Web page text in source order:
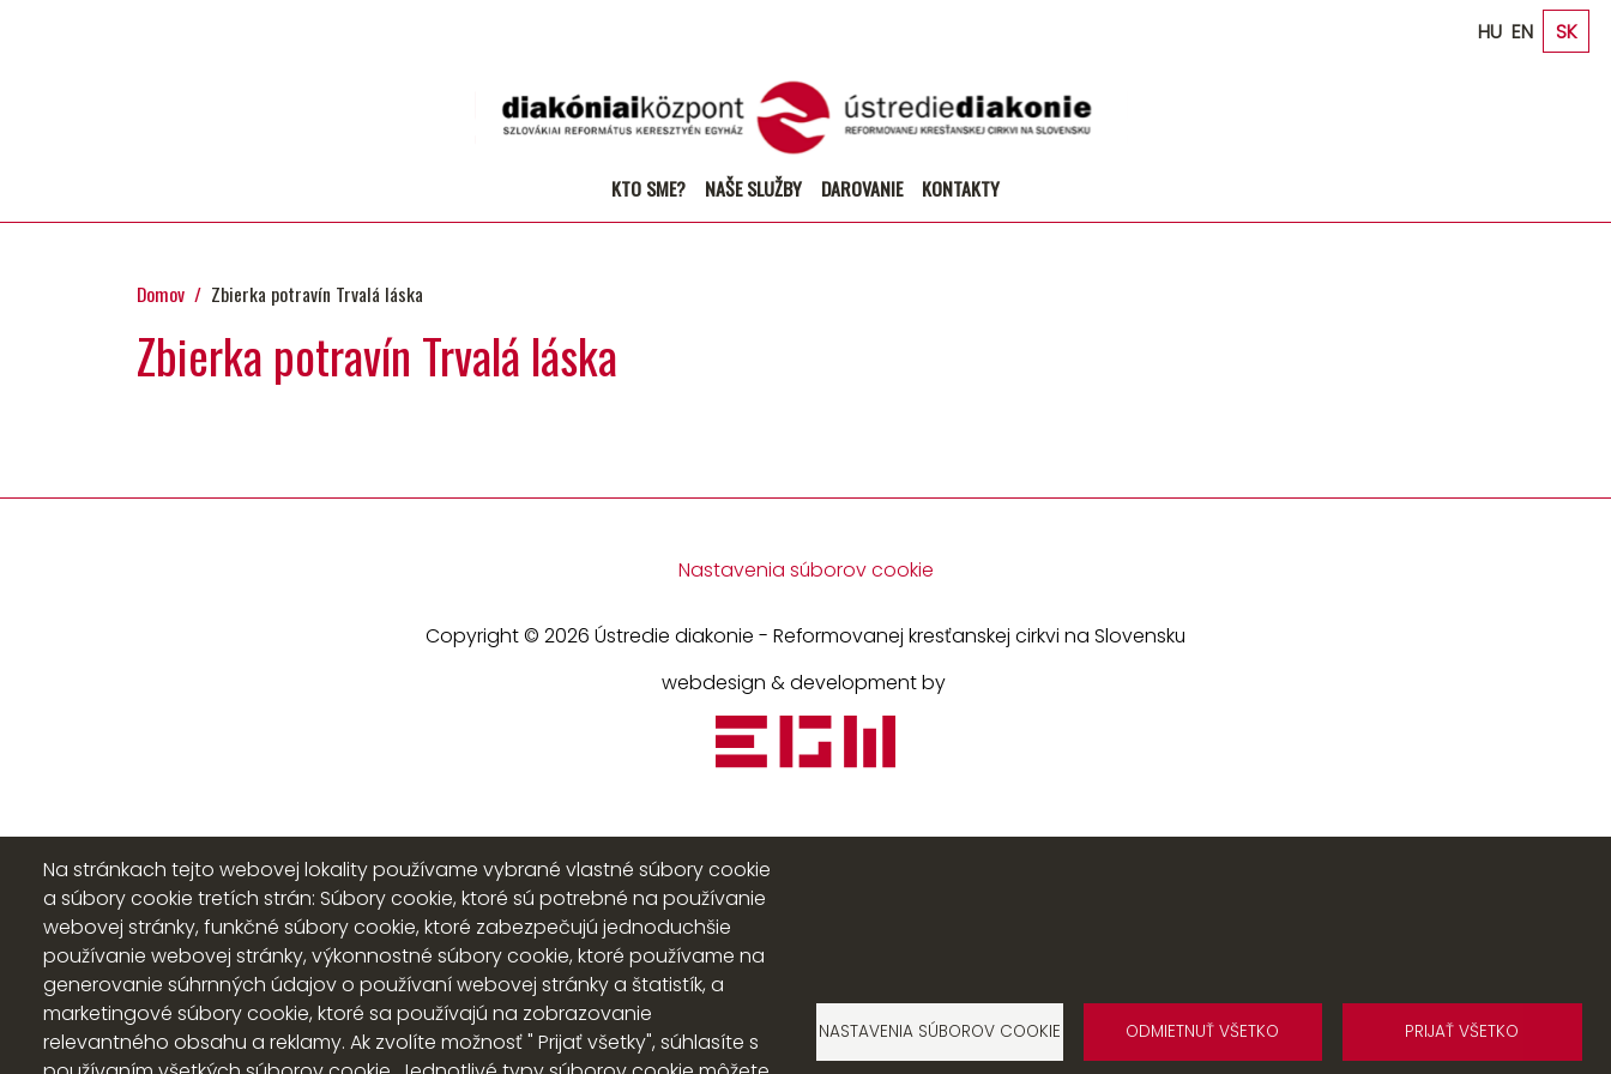
HU EN SK
KTO SME? NAŠE SLUŽBY DAROVANIE KONTAKTY
Domov Zbierka potravín Trvalá láska
Zbierka potravín Trvalá láska
Nastavenia súborov cookie
Copyright © 2026 Ústredie diakonie - Reformovanej kresťanskej cirkvi na Slovensku
webdesign & development by
Na stránkach tejto webovej lokality používame vybrané vlastné súbory cookie
a súbory cookie tretích strán: Súbory cookie, ktoré sú potrebné na používanie
webovej stránky, funkčné súbory cookie, ktoré zabezpečujú jednoduchšie
používanie webovej stránky, výkonnostné súbory cookie, ktoré používame na
generovanie súhrnných údajov o používaní webovej stránky a štatistík, a
marketingové súbory cookie, ktoré sa používajú na zobrazovanie
relevantného obsahu a reklamy. Ak zvolíte možnosť " Prijať všetky", súhlasíte s
NASTAVENIA SÚBOROV COOKIE ODMIETNUŤ VŠETKO PRIJAŤ VŠETKO